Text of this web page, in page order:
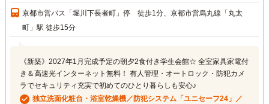
京都市営バス「堀川下長者町」停 徒歩1分、京都市営烏丸線「丸太
町」駅 徒歩15分
《新築》2027年1月完成予定の朝夕2食付き学生会館☆ 全室家具家電付
き＆高速光インターネット無料！ 有人管理・オートロック・防犯カメ
ラでセキュリティ充実で初めてのひとり暮らしも安心♪
独立洗面化粧台・浴室乾燥機／防犯システム「ユニセーフ24」／